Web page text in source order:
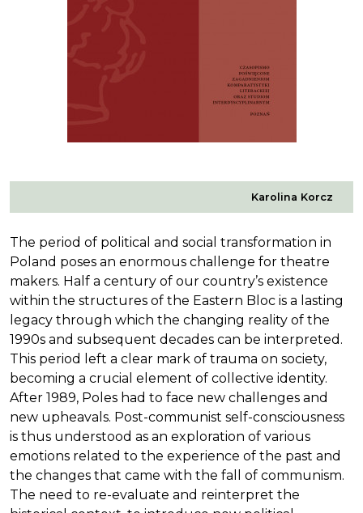
Karolina Korcz
The period of political and social transformation in
Poland poses an enormous challenge for theatre
makers. Half a century of our country’s existence
within the structures of the Eastern Bloc is a lasting
legacy through which the changing reality of the
1990s and subsequent decades can be interpreted.
This period left a clear mark of trauma on society,
becoming a crucial element of collective identity.
After 1989, Poles had to face new challenges and
new upheavals. Post-communist self-consciousness
is thus understood as an exploration of various
emotions related to the experience of the past and
the changes that came with the fall of communism.
The need to re-evaluate and reinterpret the